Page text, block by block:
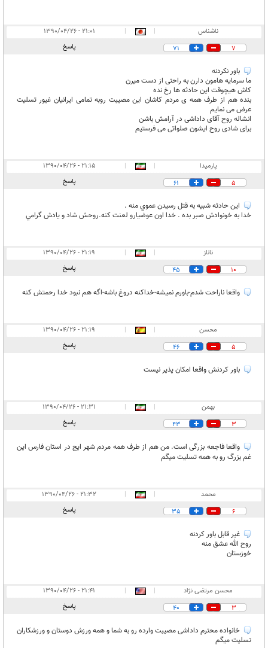
ناشناس |
|
۲۱:۰۱ - ۱۳۹۰/۰۴/۲۶
7
71 پاسخ
باور نکردنه
ما سرمایه هامون دارن به راحتی از دست میرن
کاش هیچوقت این حادثه ها رخ نده
بنده هم از طرف همه ی مردم کاشان این مصیبت روبه تمامی ایرانیان غیور تسلیت
عرض می نمایم
انشاله روح آقای داداشی در آرامش باشن
برای شادی روح ایشون صلواتی می فرستیم
پارميدا |
|
۲۱:۱۵ - ۱۳۹۰/۰۴/۲۶
5
61 پاسخ
اين حادثه شبيه به قتل رسيدن عموي منه .
خدا به خونوادش صبر بده . خدا اون عوضيارو لعنت كنه.روحش شاد و يادش گرامي
ناناز |
|
۲۱:۱۹ - ۱۳۹۰/۰۴/۲۶
10
45 پاسخ
واقعا ناراحت شدم-باورم نمیشه-خداکنه دروغ باشه-اگه هم نبود خدا رحمتش کنه
محسن |
|
۲۱:۱۹ - ۱۳۹۰/۰۴/۲۶
5
46 پاسخ
باور کردنش واقعا امکان پذیر نیست
بهمن |
|
۲۱:۳۱ - ۱۳۹۰/۰۴/۲۶
3
43 پاسخ
واقعا فاجعه بزرگی است. من هم از طرف همه مردم شهر ایج در استان فارس این
غم بزرگ رو به همه تسلیت میگم
محمد |
|
۲۱:۳۲ - ۱۳۹۰/۰۴/۲۶
6
35 پاسخ
غیر قابل باور کردنه
روح الله عشق منه
خوزستان
محسن مرتضی نژاد |
|
۲۱:۴۱ - ۱۳۹۰/۰۴/۲۶
3
40 پاسخ
خانواده محترم داداشی مصیبت وارده رو به شما و همه ورزش دوستان و ورزشکاران
تسلیت میگم